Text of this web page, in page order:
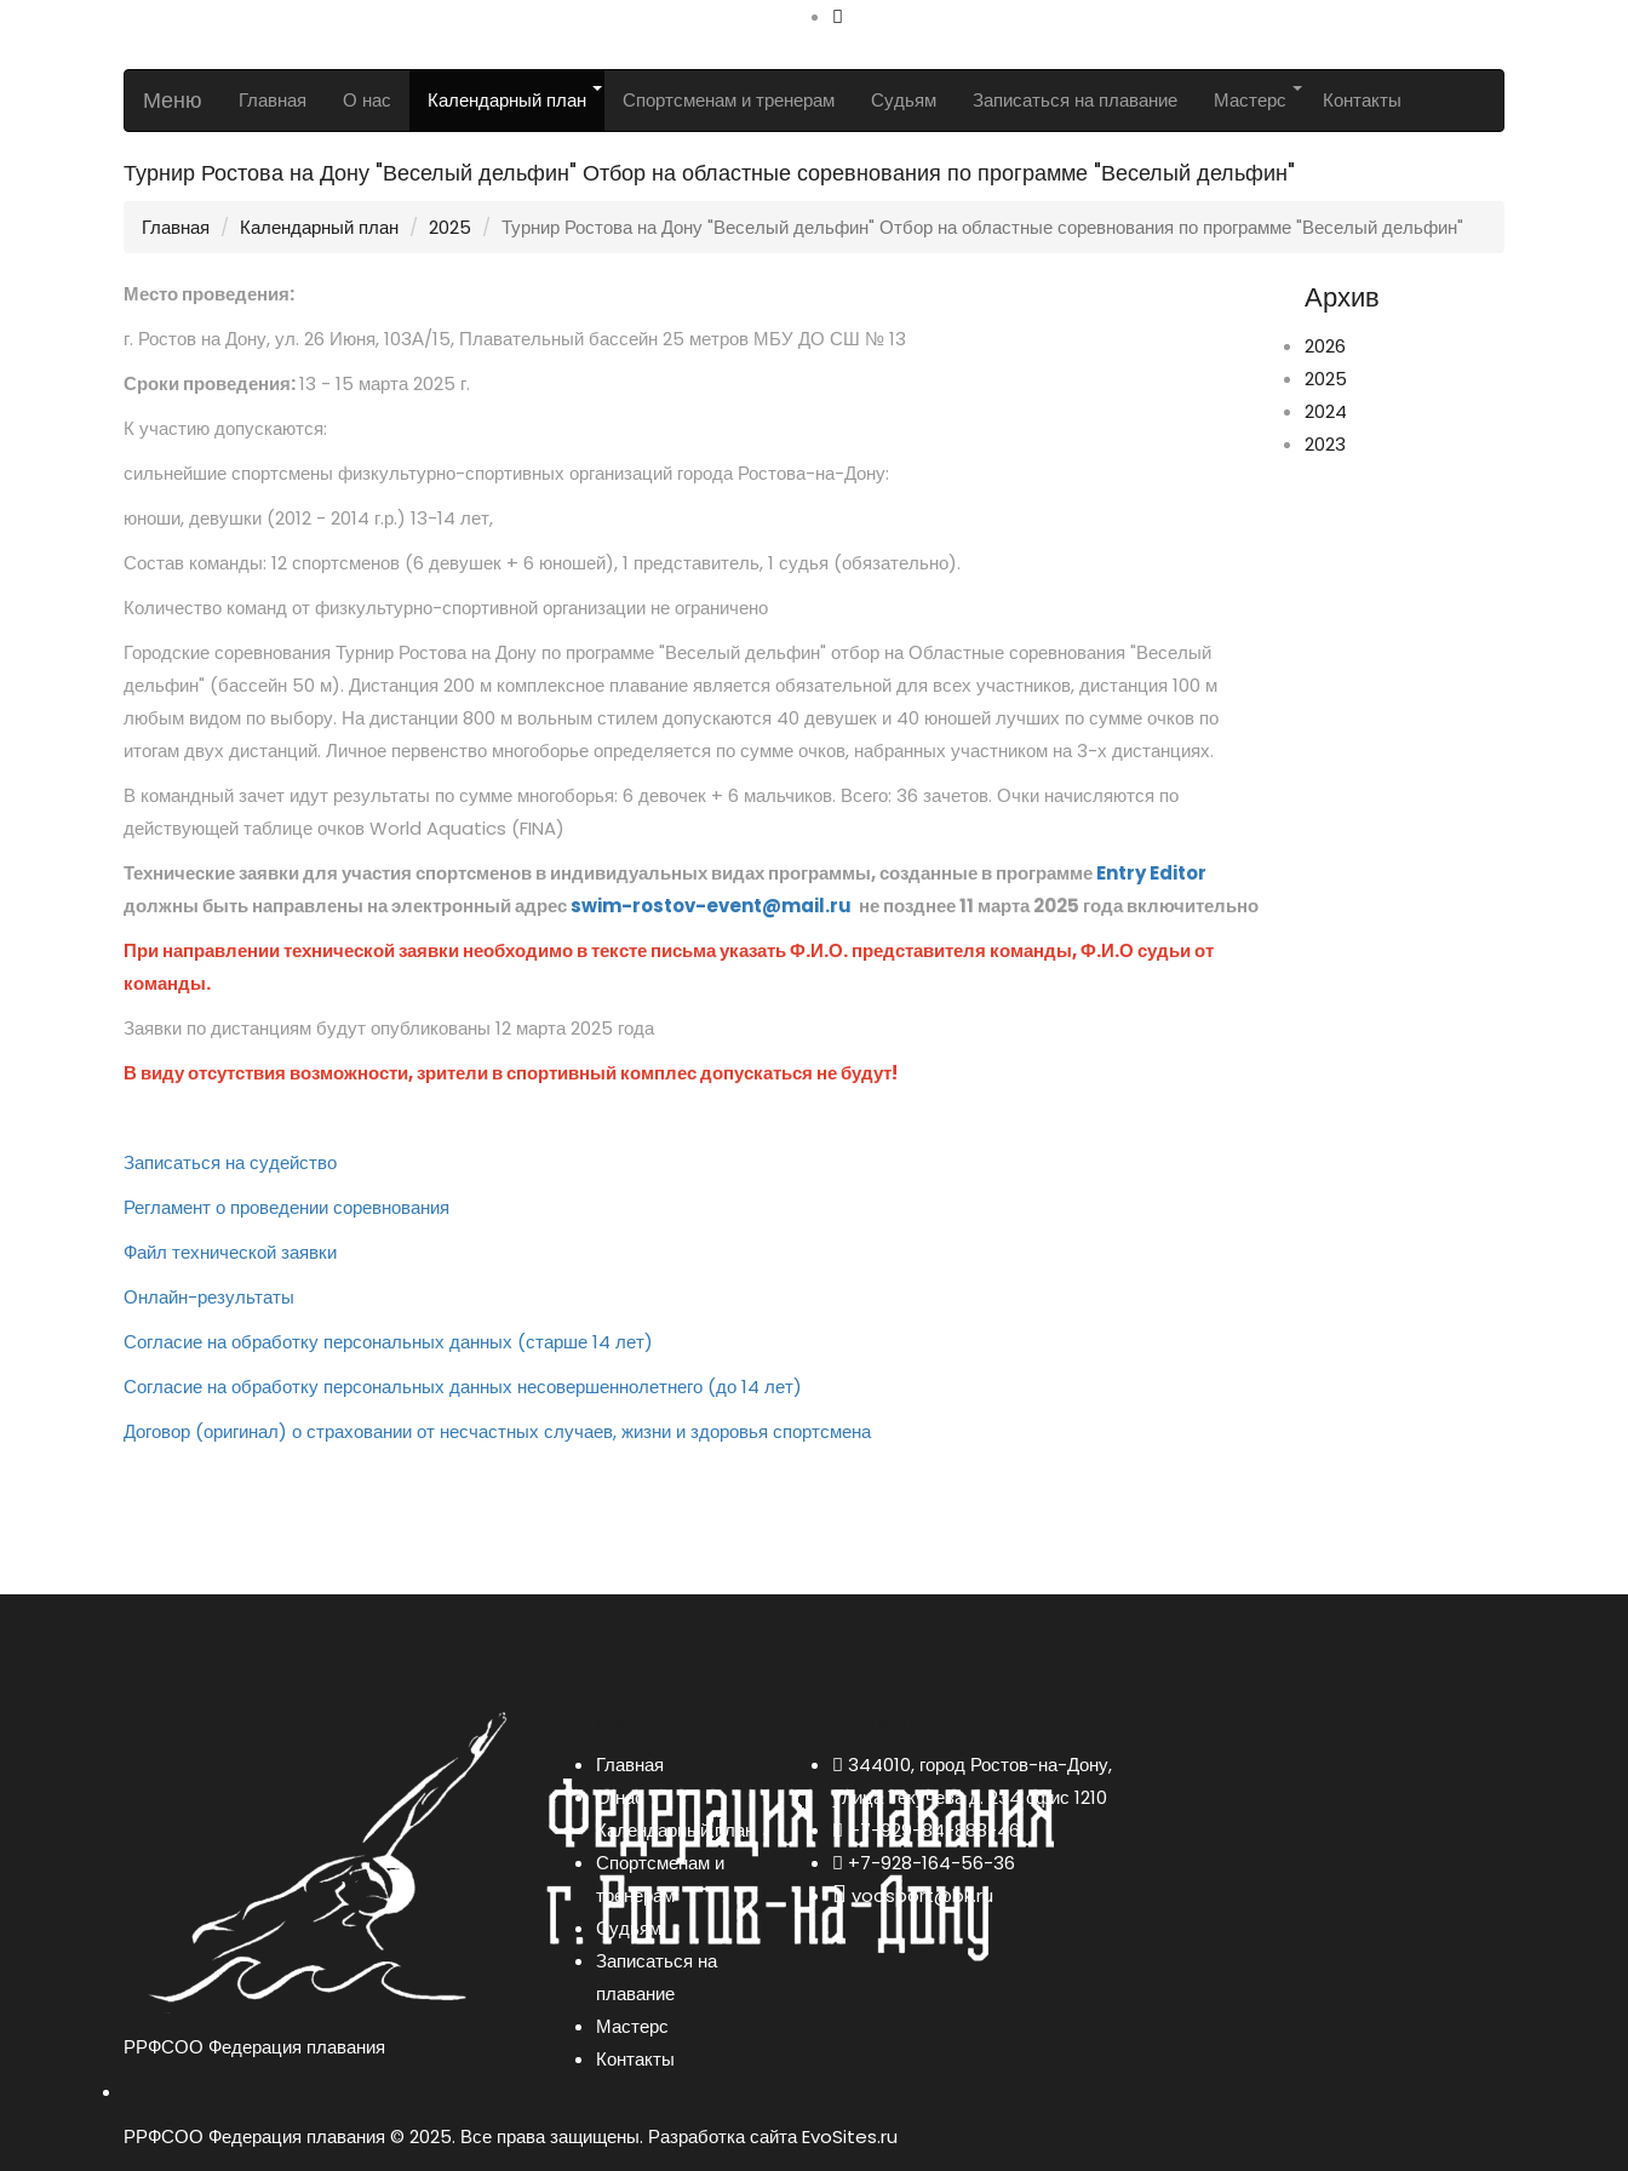
Меню Главная О нас Календарный план Спортсменам и тренерам Судьям Записаться на плавание Мастерс Контакты
Турнир Ростова на Дону "Веселый дельфин" Отбор на областные соревнования по программе "Веселый дельфин"
Главная Календарный план 2025 Турнир Ростова на Дону "Веселый дельфин" Отбор на областные соревнования по программе "Веселый дельфин"
Место проведения:
г. Ростов на Дону, ул. 26 Июня, 103А/15, Плавательный бассейн 25 метров МБУ ДО СШ № 13
Сроки проведения:13 - 15 марта 2025 г.
К участию допускаются:
сильнейшие спортсмены физкультурно-спортивных организаций города Ростова-на-Дону:
юноши, девушки (2012 - 2014 г.р.) 13-14 лет,
Состав команды: 12 спортсменов (6 девушек + 6 юношей), 1 представитель, 1 судья (обязательно).
Количество команд от физкультурно-спортивной организации не ограничено
Городские соревнования Турнир Ростова на Дону по программе "Веселый дельфин" отбор на Областные соревнования "Веселый
дельфин" (бассейн 50 м). Дистанция 200 м комплексное плавание является обязательной для всех участников, дистанция 100 м
любым видом по выбору. На дистанции 800 м вольным стилем допускаются 40 девушек и 40 юношей лучших по сумме очков по
итогам двух дистанций. Личное первенство многоборье определяется по сумме очков, набранных участником на 3-х дистанциях.
В командный зачет идут результаты по сумме многоборья: 6 девочек + 6 мальчиков. Всего: 36 зачетов. Очки начисляются по
действующей таблице очков World Aquatics (FINA)
Технические заявки для участия спортсменов в индивидуальных видах программы, созданные в программеEntry Editor
должны быть направлены на электронный адресswim-rostov-event@mail.ru не позднее 11 марта 2025 года включительно
При направлении технической заявки необходимо в тексте письма указать Ф.И.О. представителя команды,Ф.И.О судьи от
команды.
Заявки по дистанциям будут опубликованы 12 марта 2025 года
В виду отсутствия возможности, зрители в спортивный комплес допускаться не будут!
Записаться на судейство
Регламент о проведении соревнования
Файл технической заявки
Онлайн-результаты
Согласие на обработку персональных данных (старше 14 лет)
Согласие на обработку персональных данных несовершеннолетнего (до 14 лет)
Договор (оригинал) о страховании от несчастных случаев, жизни и здоровья спортсмена
Архив
2026
2025
2024
2023
РРФСОО Федерация плавания
Главная
О нас
Календарный план
Спортсменам и
тренерам
Судьям
Записаться на
плавание
Мастерс
Контакты
344010, город Ростов-на-Дону,
улица Текучева д. 234 офис 1210
+7-929-84-888-46
+7-928-164-56-36
vodsport@bk.ru
РРФСОО Федерация плавания © 2025. Все права защищены. Разработка сайта EvoSites.ru